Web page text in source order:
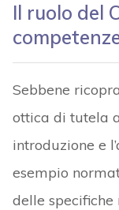
Il ruolo del
Sebbene
ottica di tutela
introduzione e
esempio
delle specifiche